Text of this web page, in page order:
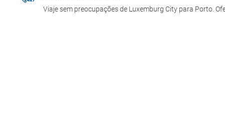
Viaje sem preocupações de Luxemburg City para Porto.